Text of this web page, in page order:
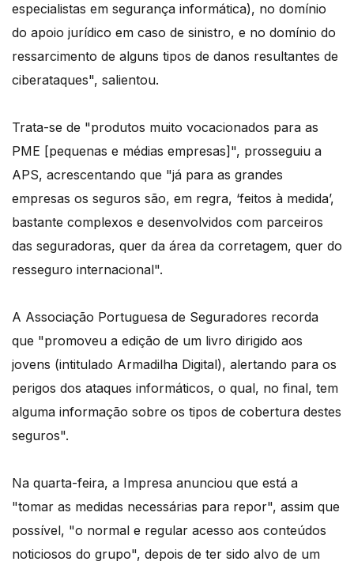
especialistas em segurança informática), no domínio
do apoio jurídico em caso de sinistro, e no domínio do
ressarcimento de alguns tipos de danos resultantes de
ciberataques", salientou.
Trata-se de "produtos muito vocacionados para as
PME [pequenas e médias empresas]", prosseguiu a
APS, acrescentando que "já para as grandes
empresas os seguros são, em regra, ‘feitos à medida’,
bastante complexos e desenvolvidos com parceiros
das seguradoras, quer da área da corretagem, quer do
resseguro internacional".
A Associação Portuguesa de Seguradores recorda
que "promoveu a edição de um livro dirigido aos
jovens (intitulado Armadilha Digital), alertando para os
perigos dos ataques informáticos, o qual, no final, tem
alguma informação sobre os tipos de cobertura destes
seguros".
Na quarta-feira, a Impresa anunciou que está a
"tomar as medidas necessárias para repor", assim que
possível, "o normal e regular acesso aos conteúdos
noticiosos do grupo", depois de ter sido alvo de um